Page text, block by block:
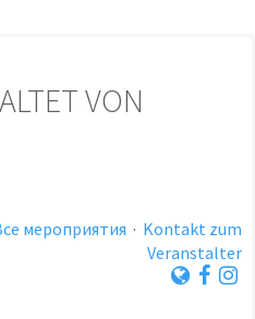
VON
мероприятия · Kontakt zum
Veranstalter